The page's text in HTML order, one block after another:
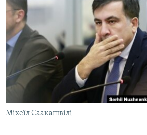
ВСЕ ЗА ДЕНЬ
СПЕЦПРОЕКТИ
ДЕПОРТАЦІЯ
ВІДЕОУРОКИ «ELIFBE»
СВІДЧЕННЯ ОКУПАЦІЇ
УКРАЇНСЬКА ПРОБЛЕМА КРИМУ
ІНФОГРАФІКА
ЯК ОБІЙТИ БЛОКУВАННЯ
Русский
Qırımtatar
ДОЛУЧАЙСЯ!
Міхеїл Саакашвілі